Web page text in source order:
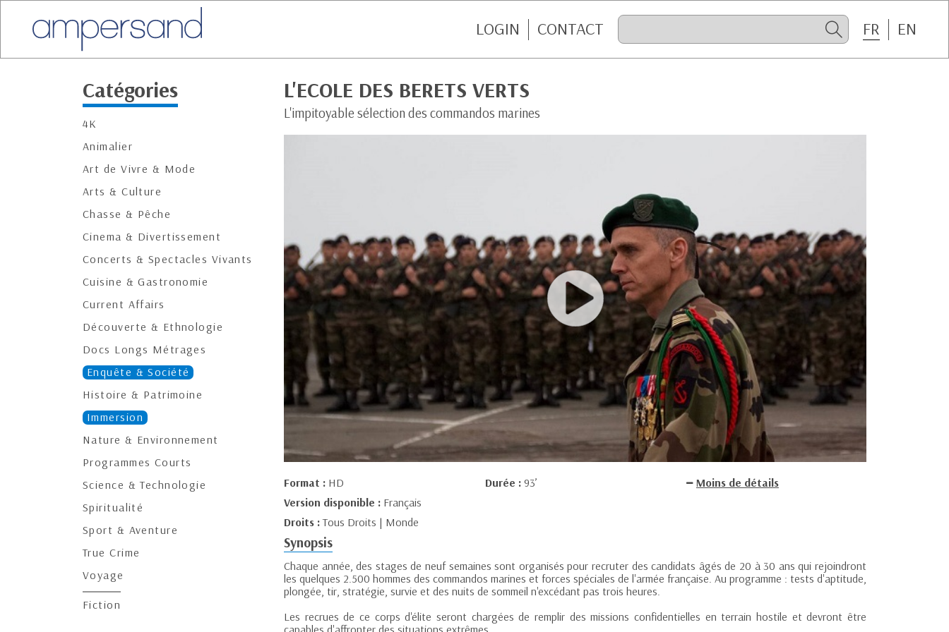
LOGIN CONTACT FR EN
Catégories
4K
Animalier
Art de Vivre & Mode
Arts & Culture
Chasse & Pêche
Cinema & Divertissement
Concerts & Spectacles Vivants
Cuisine & Gastronomie
Current Affairs
Découverte & Ethnologie
Docs Longs Métrages
Enquête & Société
Histoire & Patrimoine
Immersion
Nature & Environnement
Programmes Courts
Science & Technologie
Spiritualité
Sport & Aventure
True Crime
Voyage
Fiction
L'ECOLE DES BERETS VERTS
L'impitoyable sélection des commandos marines
Format : HD Durée : 93’
Moins de détails
Version disponible : Français
Droits :Tous Droits | Monde
Synopsis
Chaque année, des stages de neuf semaines sont organisés pour recruter des candidats âgés de 20 à 30 ans qui rejoindront
les quelques 2.500 hommes des commandos marines et forces spéciales de l'armée française. Au programme : tests d'aptitude,
plongée, tir, stratégie, survie et des nuits de sommeil n'excédant pas trois heures.
Les recrues de ce corps d'élite seront chargées de remplir des missions confidentielles en terrain hostile et devront être